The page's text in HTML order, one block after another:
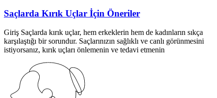
Saçlarda Kırık Uçlar İçin Öneriler
Giriş Saçlarda kırık uçlar, hem erkeklerin hem de kadınların sıkça
karşılaştığı bir sorundur. Saçlarınızın sağlıklı ve canlı görünmesini
istiyorsanız, kırık uçları önlemenin ve tedavi etmenin